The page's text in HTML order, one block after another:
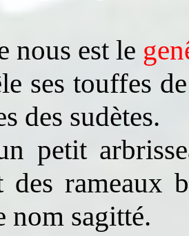
nous est le
ses touffes
des sudètes.
petit
des rameaux
nom sagitté.